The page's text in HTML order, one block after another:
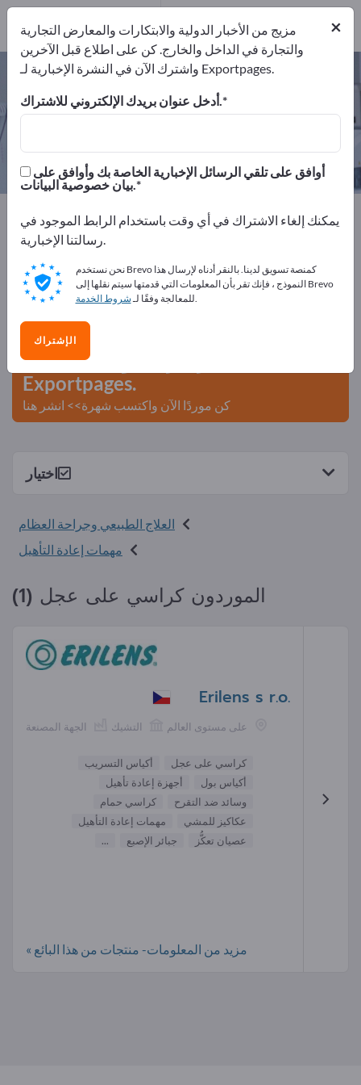
كراسي على عجل – اعثر على الشركات
المصنعة والموردين
المصدرين1
المصنعين 1
Exportpages
الطب والمعامل
العلاج الطبيعي وجراحة العظام
كراسي على عجل
أعلن مجانًا على Exportpages!
الاحتياجات – العروض – السلع المستعملة – جهات الاتصال
التجارية >> ابدأ من هنا
انشر شركتك ومنتجاتك على
Exportpages.
كن موردًا الآن واكتسب شهرة>> انشر هنا
اختيار
العلاج الطبيعي وجراحة العظام
مهمات إعادة التأهيل
الموردون كراسي على عجل (1)
Erilens s r.o.
الجهة المصنعة التشيك على مستوى العالم
كراسي على عجل
أكياس التسريب
أكياس بول
أجهزة إعادة تأهيل
وسائد ضد التقرح
كراسي حمام
عكاكيز للمشي
مهمات إعادة التأهيل
عصيان تعكُّز
جبائر الإصبع ...
مزيد من المعلومات- منتجات من هذا البائع »
×
مزيج من الأخبار الدولية والابتكارات والمعارض التجارية
والتجارة في الداخل والخارج. كن على اطلاع قبل الآخرين
واشترك الآن في النشرة الإخبارية لـ Exportpages.
أدخل عنوان بريدك الإلكتروني للاشتراك.
بيان خصوصية البيانات.
يمكنك إلغاء الاشتراك في أي وقت باستخدام الرابط الموجود في
رسالتنا الإخبارية.
نحن نستخدم Brevo كمنصة تسويق لدينا. بالنقر أدناه لإرسال هذا
النموذج ، فإنك تقر بأن المعلومات التي قدمتها سيتم نقلها إلى Brevo
للمعالجة وفقًا لـشروط الخدمة .
الإشتراك